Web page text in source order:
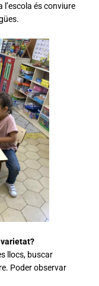
l’escola és conviure
llocs, buscar
Poder observar